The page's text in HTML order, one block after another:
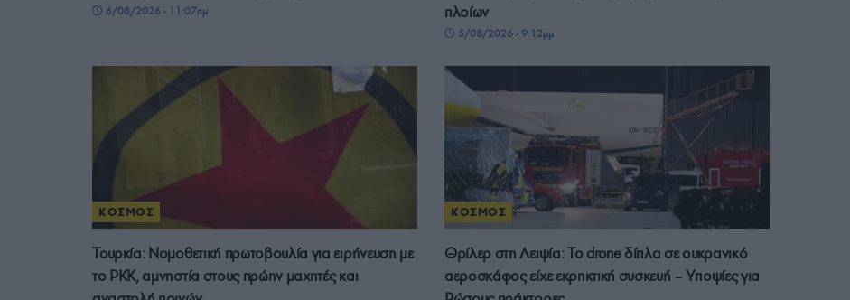
6/08/2026 - 11:07πμ
πλοίων
5/08/2026 - 9:12μμ
ΚΟΣΜΟΣ
Τουρκία: Νομοθετική πρωτοβουλία για ειρήνευση με
το PKK, αμνηστία στους πρώην μαχητές και
ΚΟΣΜΟΣ
Θρίλερ στη Λειψία: Το drone δίπλα σε ουκρανικό
αεροσκάφος είχε εκρηκτική συσκευή – Υποψίες για